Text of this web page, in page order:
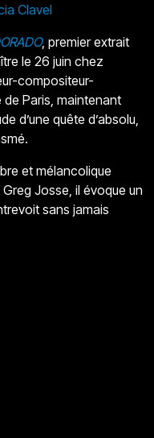
Clavel
, premier extrait
le 26 juin chez
compositeur-
Paris, maintenant
d’une quête d’absolu,
et mélancolique
Josse, il évoque un
sans jamais